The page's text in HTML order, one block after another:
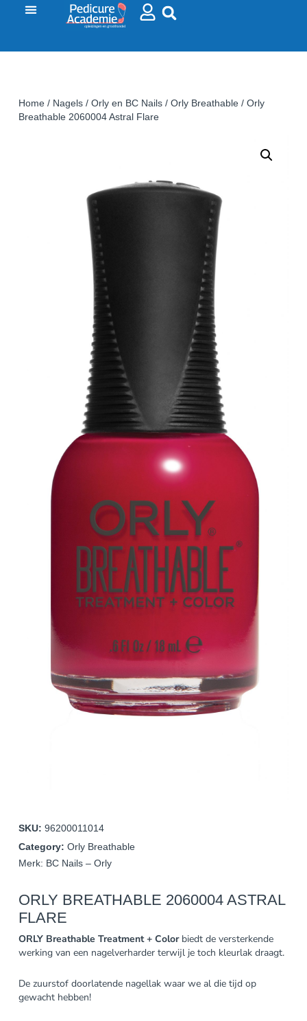
Home/ Nagels/ Orly en BC Nails/ Orly Breathable/ Orly
Breathable 2060004 Astral Flare
SKU: 96200011014
Category: Orly Breathable
Merk: BC Nails – Orly
ORLY BREATHABLE 2060004 ASTRAL
FLARE
ORLY Breathable Treatment + Colorbiedt de versterkende
werking van een nagelverharder terwijl je toch kleurlak draagt.
De zuurstof doorlatende nagellak waar we al die tijd op
gewacht hebben!